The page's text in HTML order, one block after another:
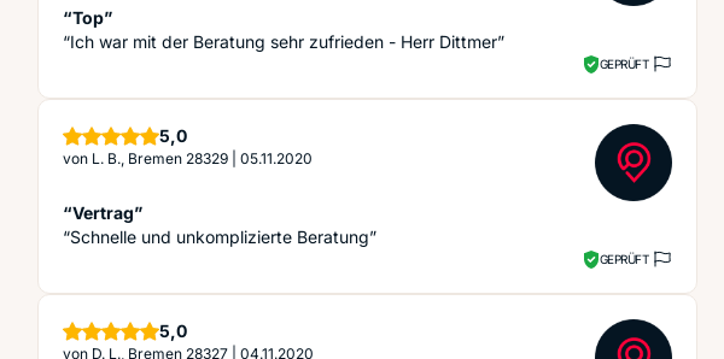
“Top”
“Ich war mit der Beratung sehr zufrieden - Herr Dittmer”
GEPRÜFT
5,0Sterne
von L. B., Bremen 28329 05.11.2020
“Vertrag”
“Schnelle und unkomplizierte Beratung”
GEPRÜFT
5,0Sterne
von D. L., Bremen 28327 04.11.2020